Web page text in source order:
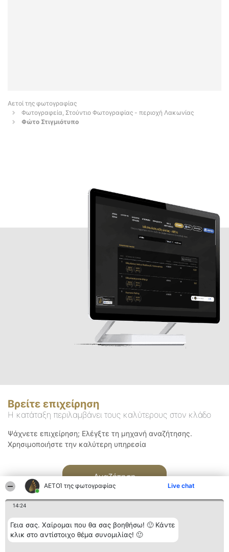
ΑΕΤΟΊ της φωτογραφίας Live chat
14:24
Γεια σας. Χαίρομαι που θα σας βοηθήσω! 🙂 Κάντε
κλικ στο αντίστοιχο θέμα συνομιλίας! 🙂
Αετοί της φωτογραφίας
Φωτογραφεία, Στούντιο Φωτογραφίας - περιοχή Λακωνίας
Φώτο Στιγμιότυπο
Βρείτε επιχείρηση
Η κατάταξη περιλαμβάνει τους καλύτερους στον κλάδο
Ψάχνετε επιχείρηση; Ελέγξτε τη μηχανή αναζήτησης.
Χρησιμοποιήστε την καλύτερη υπηρεσία
Αναζήτηση